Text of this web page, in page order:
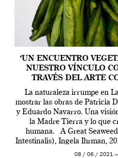
‘UN ENCUENTRO
NUESTRO VÍNCULO
TRAVÉS DEL ARTE
La naturaleza irrumpe en
mostrar las obras de Patricia
y Eduardo Navarro. Una
la Madre Tierra y lo que
humana. A Great
Intestinalis), Ingela Ihrman,
Madrid y la
08 / 06 / 2021